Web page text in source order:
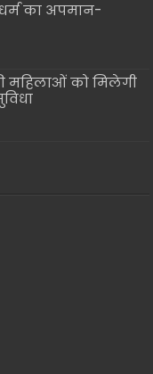
का अपमान-
महिलाओं को मिलेगी